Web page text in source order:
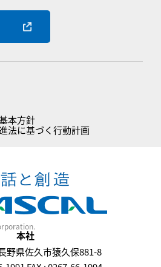
本方針
法に基づく行動計画
本社
野県佐久市猿久保881-8